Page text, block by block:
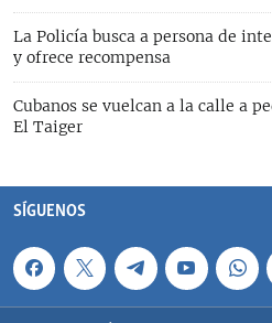
La Policía busca a persona de
y ofrece recompensa
Cubanos se vuelcan a la calle a
El Taiger
SÍGUENOS